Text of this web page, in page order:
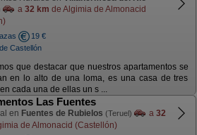
a 32 km de Algimia de Almonacid
19 €
Castellón
que destacar que nuestros apartamentos se
en lo alto de una loma, es una casa de tres
cada una de ellas un s ...
Las Fuentes
en Fuentes de Rubielos (Teruel) a 32
de Almonacid (Castellón)